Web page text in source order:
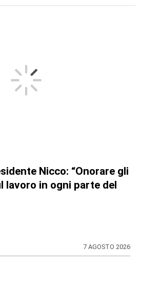
Nicco: “Onorare gli
lavoro in ogni parte del
7 AGOSTO 2026